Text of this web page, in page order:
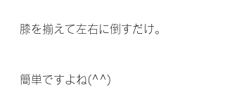
膝を揃えて左右に倒すだけ。
簡単ですよね(^^)